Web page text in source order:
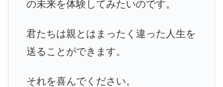
の未来を体験してみたいのです。
君たちは親とはまったく違った人生を
送ることができます。
それを喜んでください。